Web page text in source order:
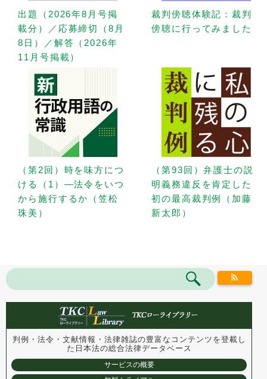
出題（2026年8月号掲
載分）／応募締切（8月
8日）／解答（2026年
11月号掲載）
裁判傍聴体験記：裁判
傍聴に行ってみました
（第2回）時を味方につ
ける（1）—法令をいつ
から施行するか（笠松
珠美）
（第93回）弁護士の説
明義務違反を肯定した
初の最高裁判例（加藤
新太郎）
判例・法令・文献情報・法律雑誌の豊富なコンテンツを登載し
た 日本法の総合法律データベース
サービスの概要